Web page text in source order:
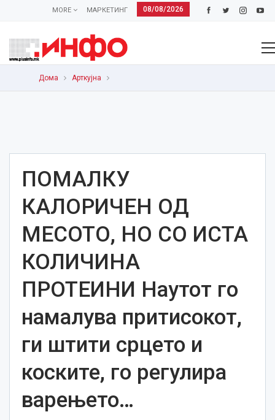
08/08/2026
МАРКЕТИНГ
MORE
Дома Арткујна
ПОМАЛКУ
КАЛОРИЧЕН ОД
МЕСОТО, НО СО ИСТА
КОЛИЧИНА
ПРОТЕИНИ Наутот го
намалува притисокот,
ги штити срцето и
коските, го регулира
варењето…